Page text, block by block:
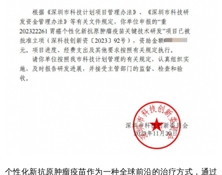
个性化新抗原肿瘤疫苗作为一种全球前沿的治疗方式，通过